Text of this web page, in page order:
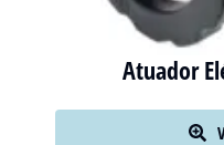
Atuador